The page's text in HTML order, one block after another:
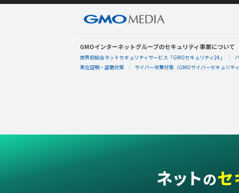
GMOインターネットグループのセキュリティ事業について
世界初総合ネットセキュリティサービス「GMOセキュリティ24」
実在証明・盗聴対策
サイバー攻撃対策（GMOサイバーセキュリティ